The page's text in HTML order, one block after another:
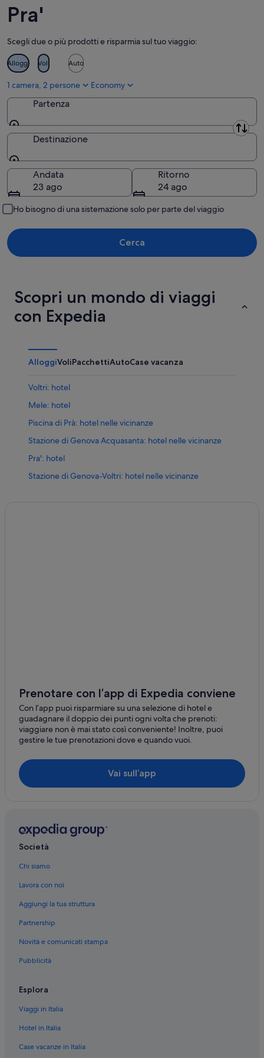
11
ago
14
ago
16
ago
Pra'
Scegli due o più prodotti e risparmia sul tuo viaggio:
Alloggi Voli Auto
1 camera, 2 persone Economy
Partenza
Partenza
Destinazione
Destinazione
Andata
23 ago
Ritorno
24 ago
Ho bisogno di una sistemazione solo per parte del viaggio
Cerca
Scopri un mondo di viaggi
con Expedia
AlloggiVoliPacchettiAutoCase vacanza
Voltri: hotel
Mele: hotel
Piscina di Prà: hotel nelle vicinanze
Stazione di Genova Acquasanta: hotel nelle vicinanze
Pra': hotel
Stazione di Genova-Voltri: hotel nelle vicinanze
Mele: Guest house
Mele: Agriturismi
Stazione di Genova Acquasanta: Appartamenti
Stazione di Genova-Voltri: Ville
Stazione di Genova-Voltri: Appartamenti
Stazione di Genova-Voltri: Affittacamere
Stazione di Genova-Pra’: B&B
Stazione di Genova-Pra’: Affittacamere
Crevari: Ville
Crevari: Navi da crociera
Prenotare con l’app di Expedia conviene
Con l’app puoi risparmiare su una selezione di hotel e
guadagnare il doppio dei punti ogni volta che prenoti:
viaggiare non è mai stato così conveniente! Inoltre, puoi
gestire le tue prenotazioni dove e quando vuoi.
Vai sull’app
Società
Chi siamo
Lavora con noi
Aggiungi la tua struttura
Partnership
Novità e comunicati stampa
Pubblicità
Esplora
Viaggi in Italia
Hotel in Italia
Case vacanze in Italia